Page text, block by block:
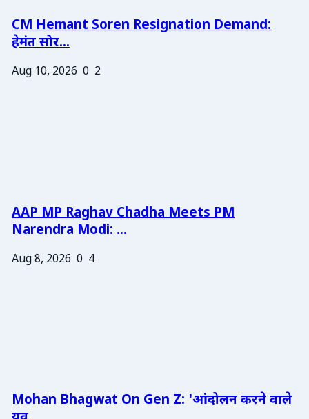
CM Hemant Soren Resignation Demand:
हेमंत सोर...
Aug 10, 2026 0 2
AAP MP Raghav Chadha Meets PM
Narendra Modi: ...
Aug 8, 2026 0 4
Mohan Bhagwat On Gen Z: 'आंदोलन करने वाले